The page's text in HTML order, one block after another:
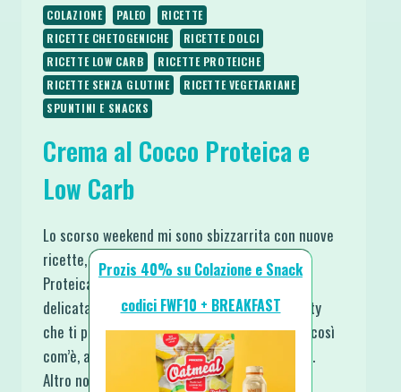
COLAZIONE PALEO
RICETTE
RICETTE CHETOGENICHE
RICETTE DOLCI
RICETTE LOW CARB
RICETTE PROTEICHE
RICETTE SENZA GLUTINE
RICETTE VEGETARIANE
SPUNTINI E SNACKS
Crema al Cocco Proteica e
Low Carb
Lo scorso weekend mi sono sbizzarrita con nuove
ricette, tra queste figura la Crema al Cocco
Proteica e Low Carb. Pronta in 5′, candida e
delicata. Nata per farcire la Sbriciolata Bounty
che ti presenterò domani. Puoi però gustarla così
com’è, al cucchiaino o cucchiaio se preferisci.
Altro non è che una versione golosa e…
Prozis 40% su Colazione e Snack
codici FWF10 + BREAKFAST